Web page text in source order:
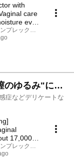
with
care
even
プレックス相談室
のゆるみ"によ
ケートなお悩
症などデリケートな
17,000
...
プレックス相談室